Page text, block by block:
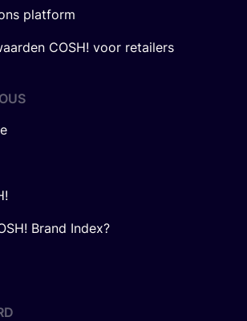
platform
COSH! voor retailers
Brand Index?